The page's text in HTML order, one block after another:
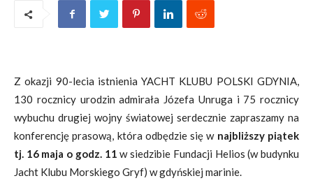
Z okazji 90-lecia istnienia YACHT KLUBU POLSKI GDYNIA,
130 rocznicy urodzin admirała Józefa Unruga i 75 rocznicy
wybuchu drugiej wojny światowej serdecznie zapraszamy na
konferencję prasową, która odbędzie się w najbliższy piątek
tj. 16 maja o godz. 11 w siedzibie Fundacji Helios (w budynku
Jacht Klubu Morskiego Gryf) w gdyńskiej marinie.